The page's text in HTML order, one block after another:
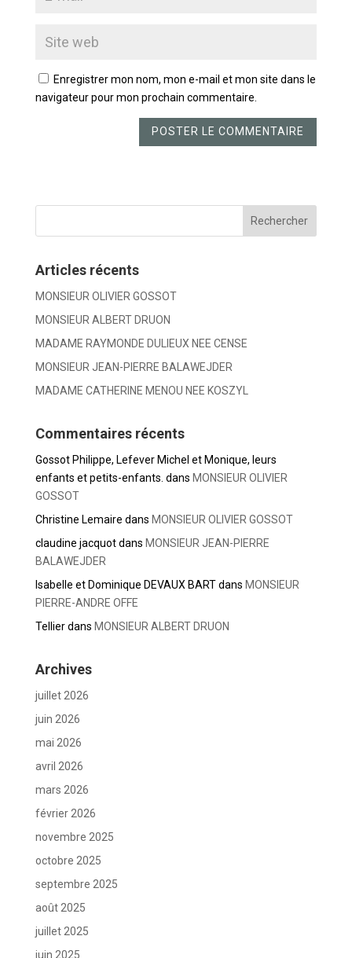
Enregistrer mon nom, mon e-mail et mon site dans le
navigateur pour mon prochain commentaire.
Articles récents
MONSIEUR OLIVIER GOSSOT
MONSIEUR ALBERT DRUON
MADAME RAYMONDE DULIEUX NEE CENSE
MONSIEUR JEAN-PIERRE BALAWEJDER
MADAME CATHERINE MENOU NEE KOSZYL
Commentaires récents
Gossot Philippe, Lefever Michel et Monique, leurs
enfants et petits-enfants. dans MONSIEUR OLIVIER
GOSSOT
Christine Lemaire dans MONSIEUR OLIVIER GOSSOT
claudine jacquotdans MONSIEUR JEAN-PIERRE
BALAWEJDER
Isabelle et Dominique DEVAUX BARTdans MONSIEUR
PIERRE-ANDRE OFFE
Tellierdans MONSIEUR ALBERT DRUON
Archives
juillet 2026
juin 2026
mai 2026
avril 2026
mars 2026
février 2026
novembre 2025
octobre 2025
septembre 2025
août 2025
juillet 2025
juin 2025